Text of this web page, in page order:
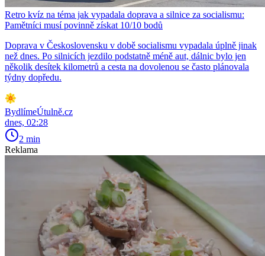
Retro kvíz na téma jak vypadala doprava a silnice za socialismu:
Pamětníci musí povinně získat 10/10 bodů
Doprava v Československu v době socialismu vypadala úplně jinak
než dnes. Po silnicích jezdilo podstatně méně aut, dálnic bylo jen
několik desítek kilometrů a cesta na dovolenou se často plánovala
týdny dopředu.
BydlímeÚtulně.cz
dnes, 02:28
2 min
Reklama